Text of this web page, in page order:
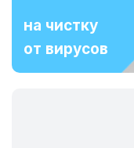
на чистку
от вирусов